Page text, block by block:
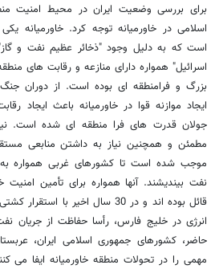
برای بررسی وضعيت ايران در محيط امنيت
اسلامی در خاورمیانه توجه کرد. خاورمیانه
است که به دلیل وجود "ذخائر عظیم نفت و
اسرائیل" همواره دارای منازعه و رقابت های
بزرگ و فرامنطقه ای بوده است. از دوران
ایجاد موازنه قوا در خاورمیانه باعث ایجاد
جولان قدرت های فرا منطقه ای شده است.
مطمئن و همچنین نیاز به داشتن منابعی
موجب شده است تا کشورهای غربی همواره
نفت بیندیشند. آنها همواره برای تأمین
قائل بوده اند و در 30 سال اخیر
انرژی در خلیج فارس، رأسا حفاظت از جریان
حاضر، کشورهای جمهوری اسلامی ایران،
مهمی را در تحولات منطقه خاورمیانه ایفا می